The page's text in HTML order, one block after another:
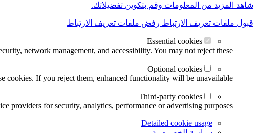
شاهد المزيد من المعلومات وقم بتكوين تفضيلاتك.
قبول ملفات تعريف الارتباط رفض ملفات تعريف الارتباط
Essential cookies
network management, and accessibility. You may not reject these.
Optional cookies
cookies. If you reject them, enhanced functionality will be unavailable.
Third-party cookies
providers for security, analytics, performance or advertising purposes.
Detailed cookie usage